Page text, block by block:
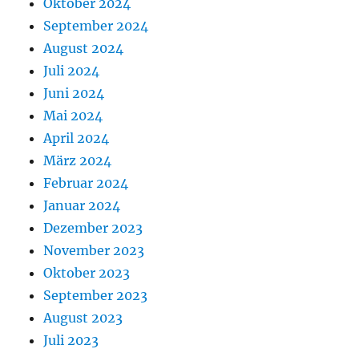
Oktober 2024
September 2024
August 2024
Juli 2024
Juni 2024
Mai 2024
April 2024
März 2024
Februar 2024
Januar 2024
Dezember 2023
November 2023
Oktober 2023
September 2023
August 2023
Juli 2023